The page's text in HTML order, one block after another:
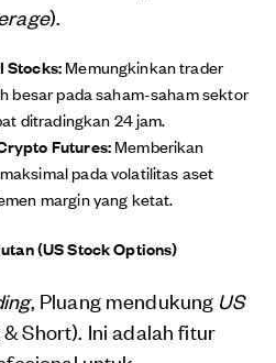
).
Stocks:Memungkinkan trader
besar pada saham-saham sektor
ditradingkan 24 jam.
Futures:Memberikan
pada volatilitas aset
margin yang ketat.
(US Stock Options)
, Pluang mendukung US
Short). Ini adalah fitur